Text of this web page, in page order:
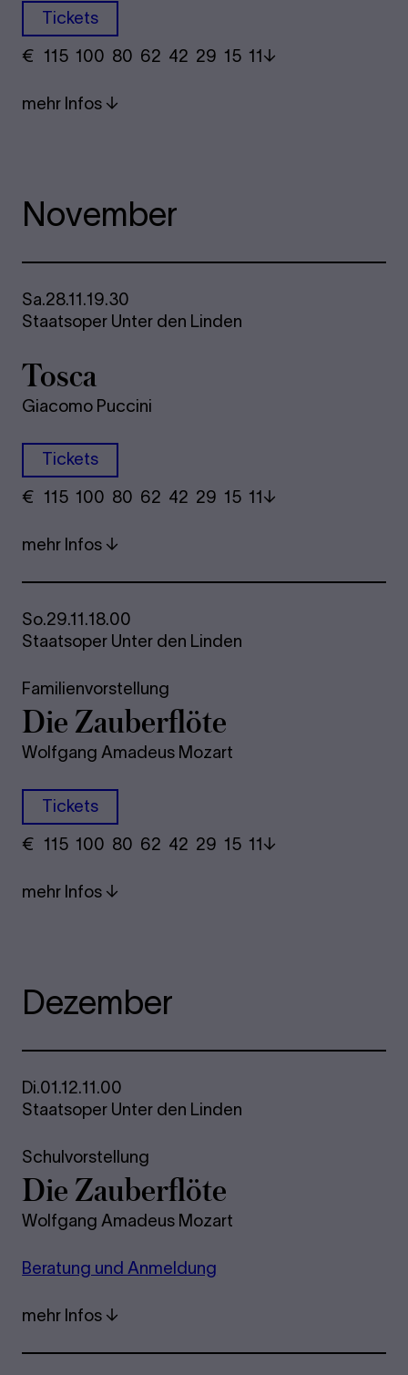
Tickets
€ ​ 115 100 80​ 62 42 29​ 15 11
mehr Infos
November
Sa.28.11.19.30
Staatsoper Unter den Linden
Tosca
Giacomo Puccini
Tickets
€ ​ 115 100 80​ 62 42 29​ 15 11
mehr Infos
So.29.11.18.00
Staatsoper Unter den Linden
Familienvorstellung
Die Zau­ber­flö­te
Wolfgang Amadeus Mozart
Tickets
€ ​ 115 100 80​ 62 42 29​ 15 11
mehr Infos
Dezember
Di.01.12.11.00
Staatsoper Unter den Linden
Schulvorstellung
Die Zau­ber­flö­te
Wolfgang Amadeus Mozart
Be­ra­tung und An­mel­dung
mehr Infos